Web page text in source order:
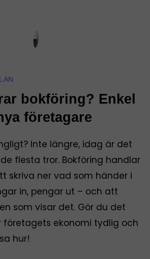
bokföring? Enkel
företagare
Inte längre, idag är det
flesta tror. Bokföring handlar
skriva ner vad som händer i
in, pengar ut – och att
som visar det. Gör du det
företagets ekonomi tydlig och
hur!